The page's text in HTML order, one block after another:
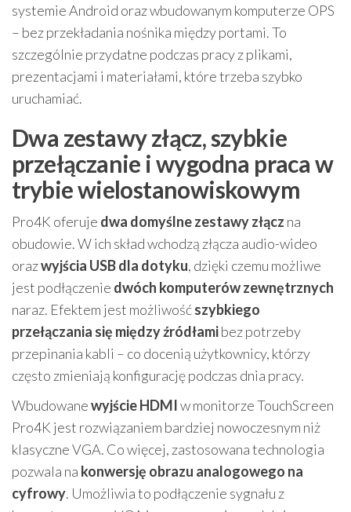
systemie Android oraz wbudowanym komputerze OPS
– bez przekładania nośnika między portami. To
szczególnie przydatne podczas pracy z plikami,
prezentacjami i materiałami, które trzeba szybko
uruchamiać.
Dwa zestawy złącz, szybkie
przełączanie i wygodna praca w
trybie wielostanowiskowym
Pro4K oferuje dwa domyślne zestawy złącz na
obudowie. W ich skład wchodzą złącza audio-wideo
orazwyjścia USB dla dotyku, dzięki czemu możliwe
jest podłączenie dwóch komputerów zewnętrznych
naraz. Efektem jest możliwośćszybkiego
przełączania się między źródłamibez potrzeby
przepinania kabli – co docenią użytkownicy, którzy
często zmieniają konfigurację podczas dnia pracy.
Wbudowanewyjście HDMIw monitorze TouchScreen
Pro4K jest rozwiązaniem bardziej nowoczesnym niż
klasyczne VGA. Co więcej, zastosowana technologia
pozwala na konwersję obrazu analogowego na
cyfrowy. Umożliwia to podłączenie sygnału z